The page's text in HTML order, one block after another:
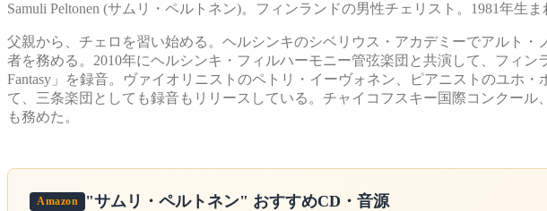
Samuli Peltonen (サムリ・ペルトネン)。フィンランドの男性チェリスト。1981年生ま
父親から、チェロを習い始める。ヘルシンキのシベリウス・アカデミーでアルト
者を務める。2010年にヘルシンキ・フィルハーモニー管弦楽団と共演して、フィン
Fantasy」を録音。ヴァイオリニストのペトリ・イーヴォネン、ピアニストのユホ
て、三条楽団としても録音もリリースしている。チャイコフスキー国際コンクー
も務めた。
Amazon "サムリ・ペルトネン" おすすめCD・音源